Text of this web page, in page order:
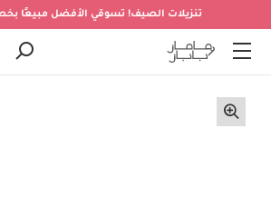
تنزيلات الصيف! تسوقي الأفضل مبيعًا بخصم